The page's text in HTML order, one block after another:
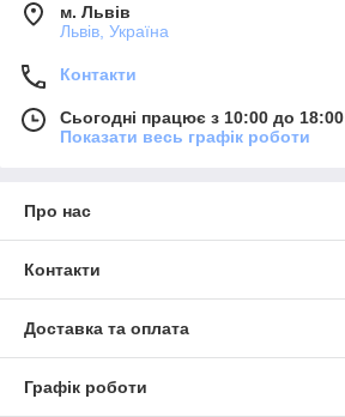
м. Львів
Львів, Україна
Контакти
Сьогодні працює з 10:00 до 18:00
Показати весь графік роботи
Про нас
Контакти
Доставка та оплата
Графік роботи